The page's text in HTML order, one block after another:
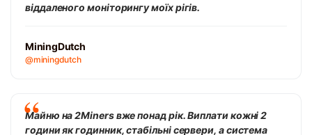
віддаленого моніторингу моїх рігів.
MiningDutch
@miningdutch
Майню на 2Miners вже понад рік. Виплати кожні 2
години як годинник, стабільні сервери, а система